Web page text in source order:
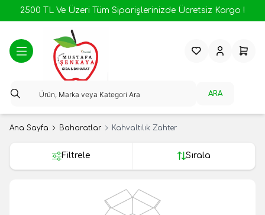
2500 TL Ve Üzeri Tüm Siparişlerinizde Ücretsiz Kargo !
ARA
FavorilerimHesabım
Ana Sayfa Baharatlar Kahvaltılık Zahter
Filtrele Sırala